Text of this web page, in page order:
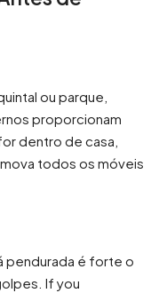
ou parque,
proporcionam
dentro de casa,
todos os móveis
pendurada é forte o
If you